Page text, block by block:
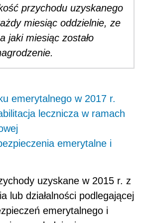
przychodu uzyskanego
miesiąc oddzielnie, ze
jaki miesiąc zostało
emerytalnego w 2017 r.
lecznicza w ramach
emerytalne i
uzyskane w 2015 r. z
lub działalności podlegającej
emerytalnego i